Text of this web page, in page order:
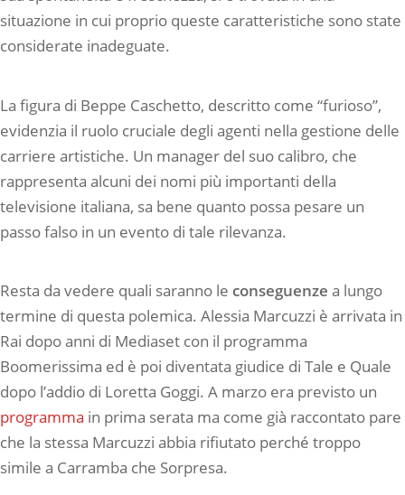
situazione in cui proprio queste caratteristiche sono state
considerate inadeguate.
La figura di Beppe Caschetto, descritto come “furioso”,
evidenzia il ruolo cruciale degli agenti nella gestione delle
carriere artistiche. Un manager del suo calibro, che
rappresenta alcuni dei nomi più importanti della
televisione italiana, sa bene quanto possa pesare un
passo falso in un evento di tale rilevanza.
Resta da vedere quali saranno le conseguenze a lungo
termine di questa polemica. Alessia Marcuzzi è arrivata in
Rai dopo anni di Mediaset con il programma
Boomerissima ed è poi diventata giudice di Tale e Quale
dopo l’addio di Loretta Goggi. A marzo era previsto un
programma in prima serata ma come già raccontato pare
che la stessa Marcuzzi abbia rifiutato perché troppo
simile a Carramba che Sorpresa.